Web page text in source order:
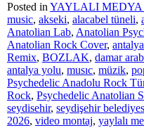
Posted in YAYLALI
music, akseki, alacabel tüneli,
Anatolian Lab, Anatolian
Anatolian Rock Cover, antalya
Remix, BOZLAK, damar
antalya yolu, musıc, müzik,
Psychedelic Anadolu Rock
Rock, Psychedelic Anatolian
seydisehir, seydişehir
2026, video montaj, yaylalı